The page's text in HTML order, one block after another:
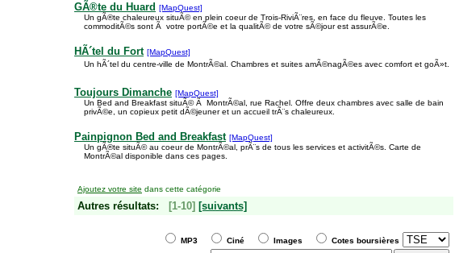
GÃ®te du Huard [MapQuest]
Un gÃ®te chaleureux situÃ© en plein coeur de Trois-RiviÃ¨res, en face du fleuve. Toutes les
commoditÃ©s sont Ã votre portÃ©e et la qualitÃ© de votre sÃ©jour est assurÃ©e.
HÃ´tel du Fort [MapQuest]
Un hÃ´tel du centre-ville de MontrÃ©al. Chambres et suites amÃ©nagÃ©es avec comfort et goÃ»t.
Toujours Dimanche [MapQuest]
Un Bed and Breakfast situÃ© Ã MontrÃ©al, rue Rachel. Offre deux chambres avec salle de bain
privÃ©e, un copieux petit dÃ©jeuner et un accueil trÃ¨s chaleureux.
Painpignon Bed and Breakfast [MapQuest]
Un gÃ®te situÃ© au coeur de MontrÃ©al, prÃ¨s de tous les services et activitÃ©s. Carte de
MontrÃ©al disponible dans ces pages.
Ajoutez votre site dans cette catégorie
Autres résultats: [1-10] [suivants]
MP3 Ciné Images Cotes boursières